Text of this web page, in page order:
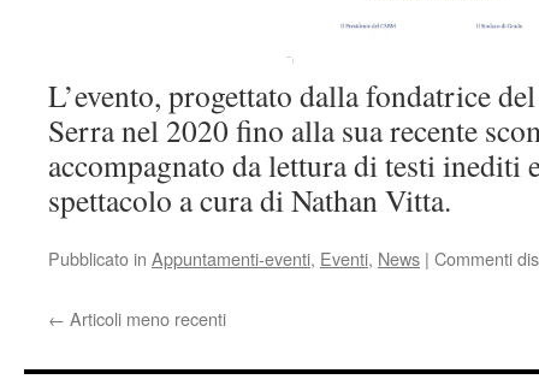
L’evento, progettato dalla fondatrice
Serra nel 2020 fino alla sua recente
accompagnato da lettura di testi inediti
spettacolo a cura di Nathan Vitta.
Pubblicato in Appuntamenti-eventi, Eventi, News | Commenti
← Articoli meno recenti